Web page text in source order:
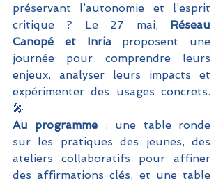
préservant l’autonomie et l’esprit
critique ? Le 27 mai, Réseau
Canopé et Inria proposent une
journée pour comprendre leurs
enjeux, analyser leurs impacts et
expérimenter des usages concrets.
🎤
Au programme : une table ronde
sur les pratiques des jeunes, des
ateliers collaboratifs pour affiner
des affirmations clés, et une table